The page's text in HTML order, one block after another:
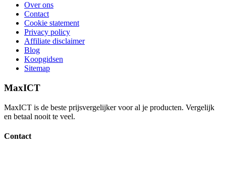
Over ons
Contact
Cookie statement
Privacy policy
Affiliate disclaimer
Blog
Koopgidsen
Sitemap
MaxICT
MaxICT is de beste prijsvergelijker voor al je producten. Vergelijk
en betaal nooit te veel.
Contact